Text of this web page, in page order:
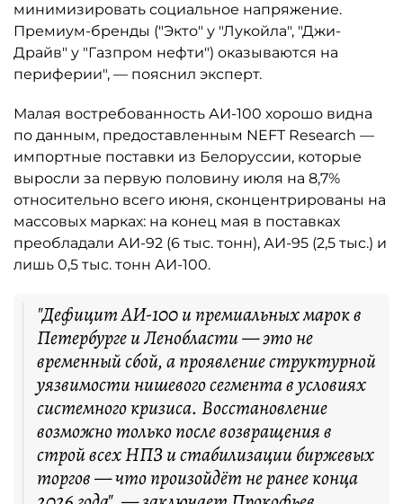
минимизировать социальное напряжение.
Премиум-бренды ("Экто" у "Лукойла", "Джи-
Драйв" у "Газпром нефти") оказываются на
периферии", — пояснил эксперт.
Малая востребованность АИ-100 хорошо видна
по данным, предоставленным NEFT Research —
импортные поставки из Белоруссии, которые
выросли за первую половину июля на 8,7%
относительно всего июня, сконцентрированы на
массовых марках: на конец мая в поставках
преобладали АИ-92 (6 тыс. тонн), АИ-95 (2,5 тыс.) и
лишь 0,5 тыс. тонн АИ-100.
"Дефицит АИ-100 и премиальных марок в
Петербурге и Ленобласти — это не
временный сбой, а проявление структурной
уязвимости нишевого сегмента в условиях
системного кризиса. Восстановление
возможно только после возвращения в
строй всех НПЗ и стабилизации биржевых
торгов — что произойдёт не ранее конца